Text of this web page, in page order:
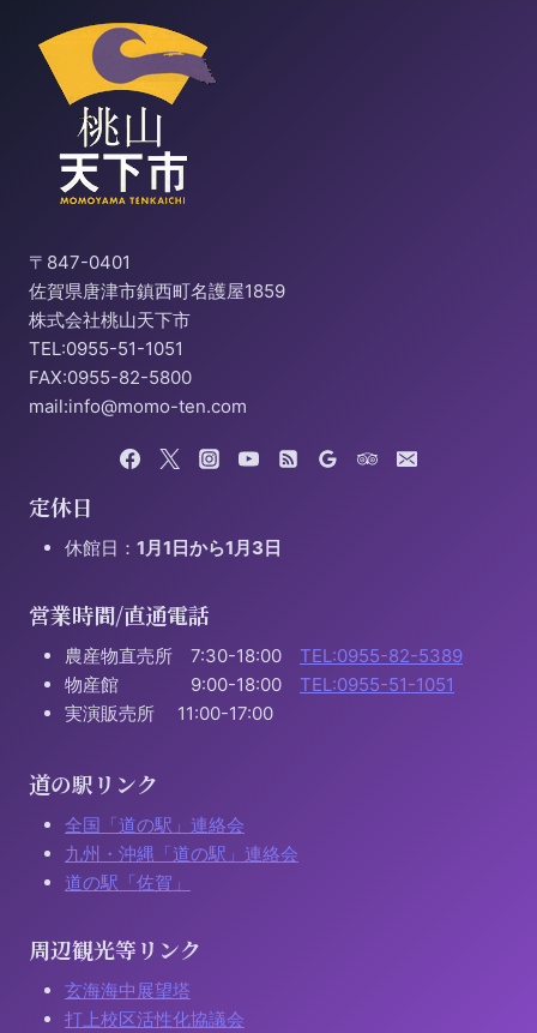
〒847-0401
佐賀県唐津市鎮西町名護屋1859
株式会社桃山天下市
TEL:0955-51-1051
FAX:0955-82-5800
mail:info@momo-ten.com
定休日
休館日： 1月1日から1月3日
営業時間/直通電話
農産物直売所 7:30-18:00 TEL:0955-82-5389
物産館 9:00-18:00 TEL:0955-51-1051
実演販売所 11:00-17:00
道の駅リンク
全国「道の駅」連絡会
九州・沖縄「道の駅」連絡会
道の駅「佐賀」
周辺観光等リンク
玄海海中展望塔
打上校区活性化協議会